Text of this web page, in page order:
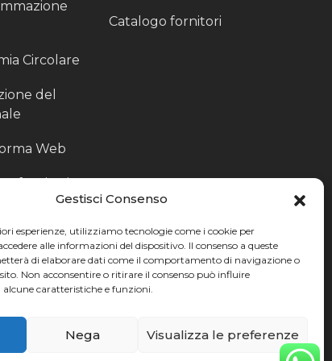
Gestisci Consenso
esperienze, utilizziamo tecnologie come i cookie per
alle informazioni del dispositivo. Il consenso a queste
di elaborare dati come il comportamento di navigazione o
Non acconsentire o ritirare il consenso può influire
caratteristiche e funzioni.
Nega Visualizza le preferenze
Circolare
del
Web
fornitori
di Fine
Catalogo fornitori